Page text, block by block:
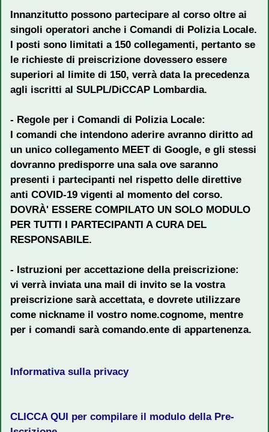
Innanzitutto possono partecipare al corso oltre ai
singoli operatori anche i Comandi di Polizia Locale.
I posti sono limitati a 150 collegamenti, pertanto se
le richieste di preiscrizione dovessero essere
superiori al limite di 150, verrà data la precedenza
agli iscritti al SULPL/DiCCAP Lombardia.
- Regole per i Comandi di Polizia Locale:
I comandi che intendono aderire avranno diritto ad
un unico collegamento MEET di Google, e gli stessi
dovranno predisporre una sala ove saranno
presenti i partecipanti nel rispetto delle direttive
anti COVID-19 vigenti al momento del corso.
DOVRÀ' ESSERE COMPILATO UN SOLO MODULO
PER TUTTI I PARTECIPANTI A CURA DEL
RESPONSABILE.
- Istruzioni per accettazione della preiscrizione:
vi verrà inviata una mail di invito se la vostra
preiscrizione sarà accettata, e dovrete utilizzare
come nickname il vostro nome.cognome, mentre
per i comandi sarà comando.ente di appartenenza.
Informativa sulla privacy
CLICCA QUI per compilare il modulo della Pre-